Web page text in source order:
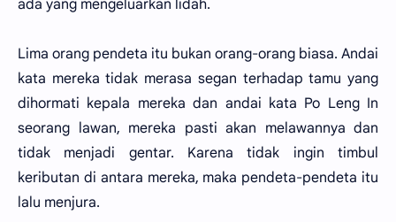
ada yang mengeluarkan lidah.
Lima orang pendeta itu bukan orang-orang biasa. Andai
kata mereka tidak merasa segan terhadap tamu yang
dihormati kepala mereka dan andai kata Po Leng In
seorang lawan, mereka pasti akan melawannya dan
tidak menjadi gentar. Karena tidak ingin timbul
keributan di antara mereka, maka pendeta-pendeta itu
lalu menjura.